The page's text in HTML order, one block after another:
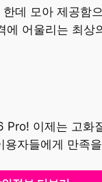
데 모아 제공함
어울리는 최상
이제는 고
자들에게 만족